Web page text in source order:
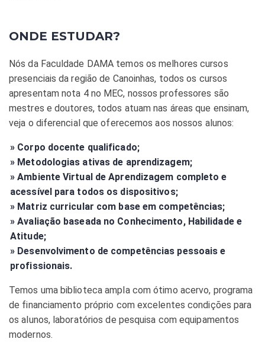
ONDE ESTUDAR?
Nós da Faculdade DAMA temos os melhores cursos
presenciais da região de Canoinhas, todos os cursos
apresentam nota 4 no MEC, nossos professores são
mestres e doutores, todos atuam nas áreas que ensinam,
veja o diferencial que oferecemos aos nossos alunos:
» Corpo docente qualificado;
» Metodologias ativas de aprendizagem;
» Ambiente Virtual de Aprendizagem completo e
acessível para todos os dispositivos;
» Matriz curricular com base em competências;
» Avaliação baseada no Conhecimento, Habilidade e
Atitude;
» Desenvolvimento de competências pessoais e
profissionais.
Temos uma biblioteca ampla com ótimo acervo, programa
de financiamento próprio com excelentes condições para
os alunos, laboratórios de pesquisa com equipamentos
modernos.